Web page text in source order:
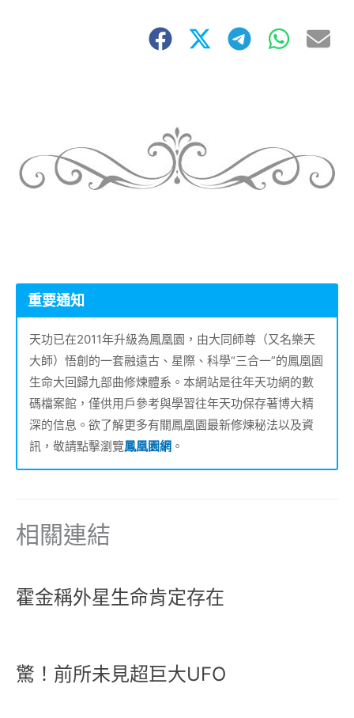
重要通知
天功已在2011年升級為鳳凰園，由大同師尊（又名樂天
大師）悟創的一套融遠古、星際、科學“三合一”的鳳凰園
生命大回歸九部曲修煉體系。本網站是往年天功網的數
碼檔案館，僅供用戶參考與學習往年天功保存著博大精
深的信息。欲了解更多有關鳳凰園最新修煉秘法以及資
訊，敬請點擊瀏覽鳳凰園網 。
相關連結
霍金稱外星生命肯定存在
驚！前所未見超巨大UFO